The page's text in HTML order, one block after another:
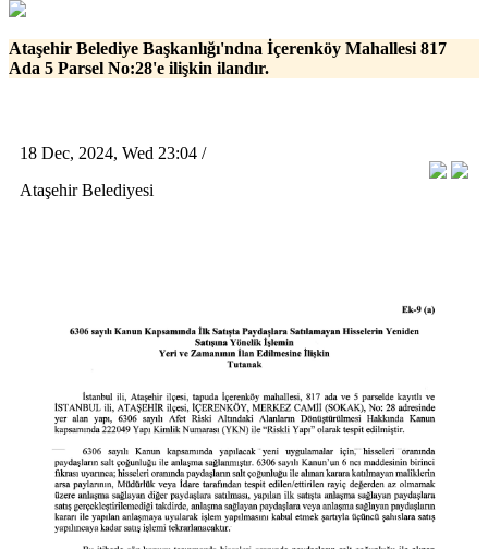
Ataşehir Belediye Başkanlığı'ndna İçerenköy Mahallesi 817
Ada 5 Parsel No:28'e ilişkin ilandır.
18 Dec, 2024, Wed 23:04 /
Ataşehir Belediyesi